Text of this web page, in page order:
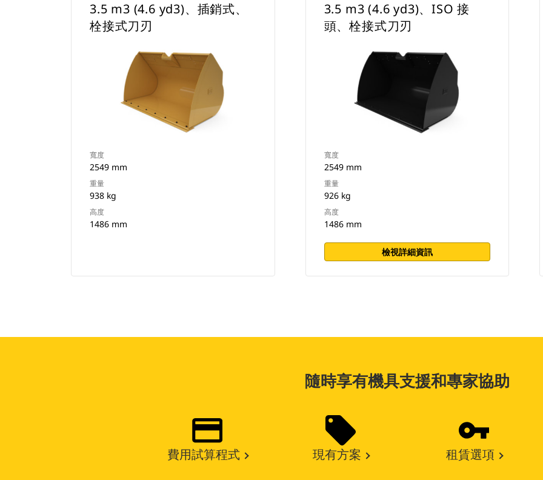
3.5 m3 (4.6 yd3)、插銷式、
栓接式刀刃
寬度
2549 mm
重量
938 kg
高度
1486 mm
3.5 m3 (4.6 yd3)、ISO 接
頭、栓接式刀刃
寬度
2549 mm
重量
926 kg
高度
1486 mm
檢視詳細資訊
隨時享有機具支援和專家協助
費用試算程式 現有方案 租賃選項